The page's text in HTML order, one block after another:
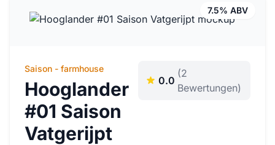
7.5% ABV
Saison - farmhouse
Hooglander
#01 Saison
Vatgerijpt
0.0
(2
Bewertungen)